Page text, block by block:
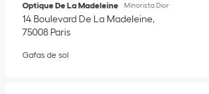
Optique De La Madeleine Minorista Dior
14 Boulevard De La Madeleine
75008 Paris
Gafas de sol